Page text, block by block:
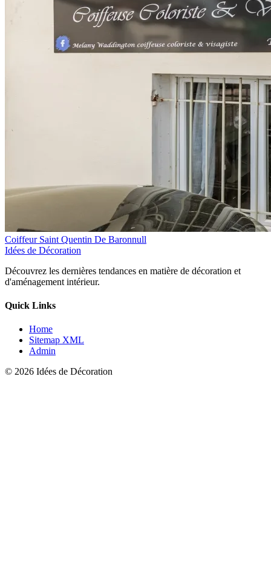
Coiffeur Saint Quentin De Baronnull
Idées de Décoration
Découvrez les dernières tendances en matière de décoration et
d'aménagement intérieur.
Quick Links
Home
Sitemap XML
Admin
© 2026 Idées de Décoration